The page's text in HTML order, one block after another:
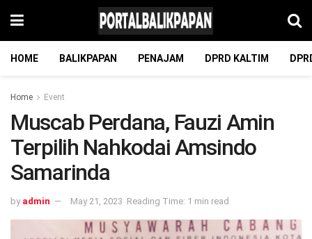
HOME BALIKPAPAN PENAJAM DPRD KALTIM
Home Event
Muscab Perdana, Fauzi Amin
Terpilih Nahkodai Amsindo
Samarinda
by admin May 21, 2023 Reading Time: 1 min read